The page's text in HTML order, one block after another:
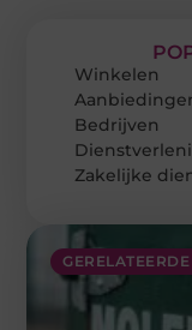
Winkelen
Bedrijven
Zakelijke